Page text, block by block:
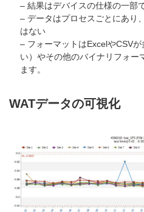
– 結果はデバイスの仕様の一部
– データはプロセスごとにあり
はない
– フォーマットはExcelやCSV
い）やその他のバイナリフォー
ます。
WATデータの可視化